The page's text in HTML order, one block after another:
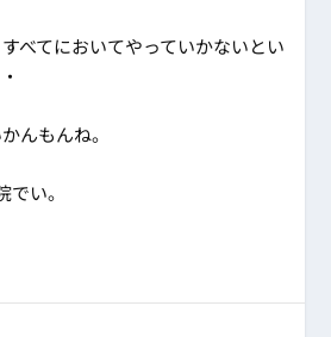
べてにおいてやっていかないとい
んもんね。
い。